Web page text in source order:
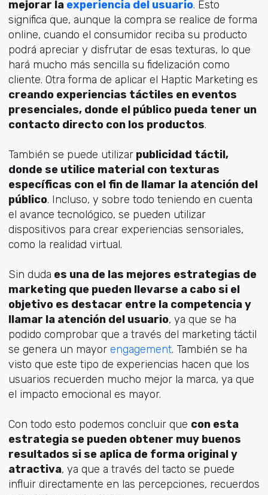
mejorar la experiencia del usuario. Esto
significa que, aunque la compra se realice de forma
online, cuando el consumidor reciba su producto
podrá apreciar y disfrutar de esas texturas, lo que
hará mucho más sencilla su fidelización como
cliente. Otra forma de aplicar el Haptic Marketing es
creando experiencias táctiles en eventos
presenciales, donde el público pueda tener un
contacto directo con los productos.
También se puede utilizarpublicidad táctil,
donde se utilice material con texturas
específicas con el fin de llamar la atención del
público. Incluso, y sobre todo teniendo en cuenta
el avance tecnológico, se pueden utilizar
dispositivos para crear experiencias sensoriales,
como la realidad virtual.
Sin duda es una de las mejores estrategias de
marketing que pueden llevarse a cabo si el
objetivo es destacar entre la competencia y
llamar la atención del usuario, ya que se ha
podido comprobar que a través del marketing táctil
se genera un mayor engagement. También se ha
visto que este tipo de experiencias hacen que los
usuarios recuerden mucho mejor la marca, ya que
el impacto emocional es mayor.
Con todo esto podemos concluir que con esta
estrategia se pueden obtener muy buenos
resultados si se aplica de forma original y
atractiva, ya que a través del tacto se puede
influir directamente en las percepciones, recuerdos